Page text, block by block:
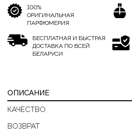
100%
ОРИГИНАЛЬНАЯ
ПАРФЮМЕРИЯ
БЕСПЛАТНАЯ И БЫСТРАЯ
ДОСТАВКА ПО ВСЕЙ
БЕЛАРУСИ
ОПИСАНИЕ
КАЧЕСТВО
ВОЗВРАТ